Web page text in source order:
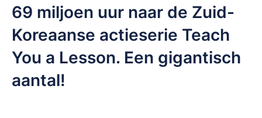
69 miljoen uur naar de Zuid-
Koreaanse actieserie Teach
You a Lesson. Een gigantisch
aantal!